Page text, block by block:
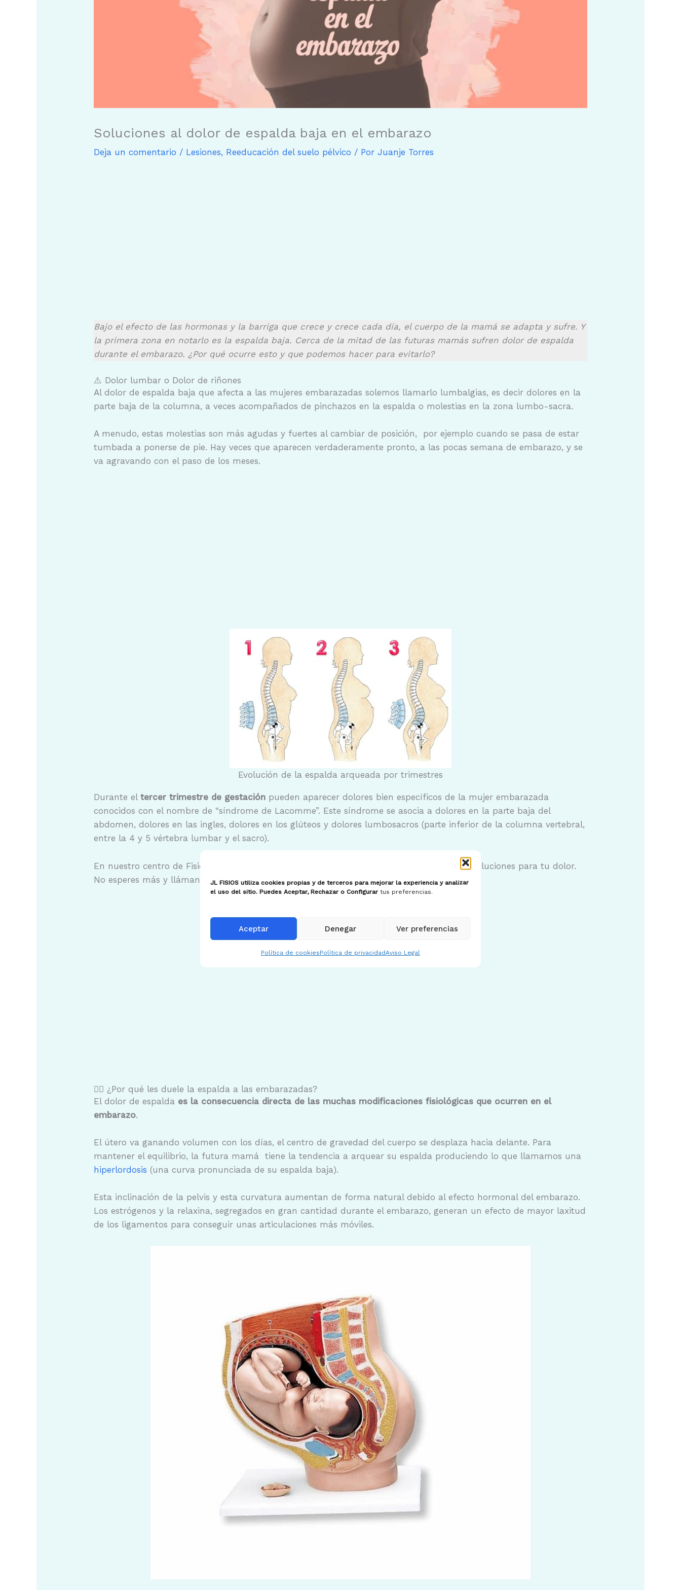
JL FISIOS utiliza cookies propias y de terceros para mejorar la experiencia y analizar
el uso del sitio. Puedes Aceptar, Rechazar o Configurar tus preferencias.
Aceptar Denegar Ver preferencias
Política de cookiesPolítica de privacidadAviso Legal
Soluciones al dolor de espalda baja en el embarazo
Deja un comentario / Lesiones, Reeducación del suelo pélvico / Por Juanje Torres
Bajo el efecto de las hormonas y la barriga que crece y crece cada día, el cuerpo de la mamá se adapta y sufre. Y
la primera zona en notarlo es la espalda baja. Cerca de la mitad de las futuras mamás sufren dolor de espalda
durante el embarazo. ¿Por qué ocurre esto y que podemos hacer para evitarlo?
⚠️ Dolor lumbar o Dolor de riñones
Al dolor de espalda baja que afecta a las mujeres embarazadas solemos llamarlo lumbalgias, es decir dolores en la
parte baja de la columna, a veces acompañados de pinchazos en la espalda o molestias en la zona lumbo-sacra.
A menudo, estas molestias son más agudas y fuertes al cambiar de posición, por ejemplo cuando se pasa de estar
tumbada a ponerse de pie. Hay veces que aparecen verdaderamente pronto, a las pocas semana de embarazo, y se
va agravando con el paso de los meses.
Evolución de la espalda arqueada por trimestres
Durante eltercer trimestre de gestación pueden aparecer dolores bien específicos de la mujer embarazada
conocidos con el nombre de “síndrome de Lacomme”. Este síndrome se asocia a dolores en la parte baja del
abdomen, dolores en las ingles, dolores en los glúteos y dolores lumbosacros (parte inferior de la columna vertebral,
entre la 4 y 5 vértebra lumbar y el sacro).
En nuestro centro de Fisioterapia y Pilates en Armilla, Granada te proponemos diferentes soluciones para tu dolor.
No esperes más y llámanos.
🤷‍♀️ ¿Por qué les duele la espalda a las embarazadas?
El dolor de espalda es la consecuencia directa de las muchas modificaciones fisiológicas que ocurren en el
embarazo.
El útero va ganando volumen con los días, el centro de gravedad del cuerpo se desplaza hacia delante. Para
mantener el equilibrio, la futura mamá tiene la tendencia a arquear su espalda produciendo lo que llamamos una
hiperlordosis (una curva pronunciada de su espalda baja).
Esta inclinación de la pelvis y esta curvatura aumentan de forma natural debido al efecto hormonal del embarazo.
Los estrógenos y la relaxina, segregados en gran cantidad durante el embarazo, generan un efecto de mayor laxitud
de los ligamentos para conseguir unas articulaciones más móviles.